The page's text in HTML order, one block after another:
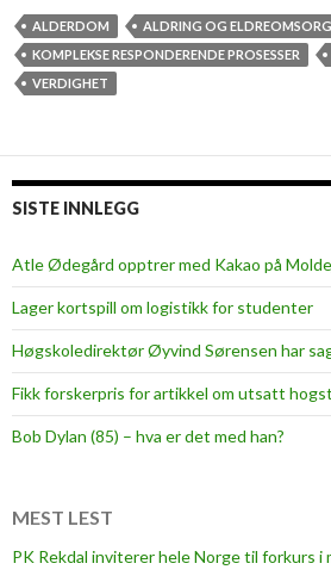
ALDERDOM ALDRING OG ELDREOMSORG
KOMPLEKSE RESPONDERENDE PROSESSER
VERDIGHET
SISTE INNLEGG
Atle Ødegård opptrer med Kakao på
Lager kortspill om logistikk for studenter
Høgskoledirektør Øyvind Sørensen har
Fikk forskerpris for artikkel om utsatt hogst
Bob Dylan (85) – hva er det med han?
MEST LEST
PK Rekdal inviterer hele Norge til forkurs i